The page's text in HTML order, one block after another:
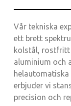
Vår tekniska
ett brett
kolstål, rostfritt
aluminium och
helautomatiska
erbjuder vi
precision och